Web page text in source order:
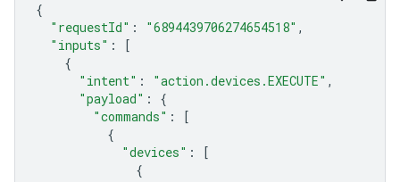
{
"requestId" : "6894439706274654518" ,
"inputs" :
[
{
"intent" : "action.devices.EXECUTE" ,
"payload" :
{
"commands" :
[
{
"devices" :
[
{